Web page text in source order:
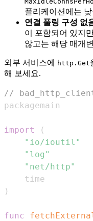
플리케이션에는
연결 풀링 구성 없
이 포함되어 있지
않고는 해당 매개
외부 서비스에 http.Get
해 보세요.
//
import
(
"io/ioutil"
"log"
"net/http"
)
func